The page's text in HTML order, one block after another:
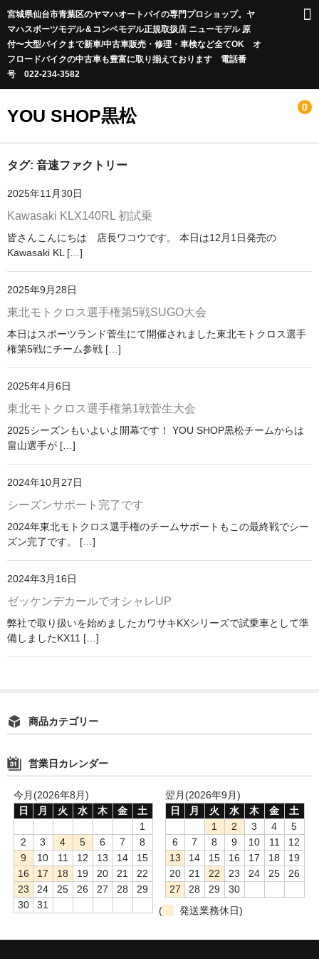
宮城県仙台市青葉区のヤマハオートバイの専門プロショップ。ヤ
マハスポーツモデル＆コンペモデル正規取扱店 ニューモデル 原
付〜大型バイクまで新車/中古車販売・修理・車検など全てOK オ
フロードバイクの中古車も豊富に取り揃えております 電話番
号 022-234-3582
YOU SHOP黒松 0
Infomation
休業日のお知らせ
店長blog
新車情報
お店に在庫があるのですぐに納車が可能な車両
カワサキオフロードエントリーショップ
国内向けATV（四輪バギー）「GRIZZLY 110」
ASIAN輸入車
教習車両の製作
PAS【電動自転車】
中古車情報
部品・用品
WEBSTORE
タグ: 音速ファクトリー
2025年11月30日
Kawasaki KLX140RL 初試乗
皆さんこんにちは 店長ワコウです。 本日は12月1日発売の
Kawasaki KL […]
2025年9月28日
東北モトクロス選手権第5戦SUGO大会
本日はスポーツランド菅生にて開催されました東北モトクロス選手
権第5戦にチーム参戦 […]
2025年4月6日
東北モトクロス選手権第1戦菅生大会
2025シーズンもいよいよ開幕です！ YOU SHOP黒松チームからは
畠山選手が […]
2024年10月27日
シーズンサポート完了です
2024年東北モトクロス選手権のチームサポートもこの最終戦でシー
ズン完了です。 […]
2024年3月16日
ゼッケンデカールでオシャレUP
弊社で取り扱いを始めましたカワサキKXシリーズで試乗車として準
備しましたKX11 […]
商品カテゴリー
営業日カレンダー
今月(2026年8月)
日
月 火 水 木 金
土
1
2
3 4 5 6 7
8
9
10 11 12 13 14
15
16
17 18 19 20 21
22
23
24 25 26 27 28
29
30
31
翌月(2026年9月)
日
月 火 水 木 金
土
1
2 3 4
5
6
7 8 9 10 11
12
13
14 15 16 17 18
19
20
21 22 23 24 25
26
27
28 29
30
(
発送業務休日)